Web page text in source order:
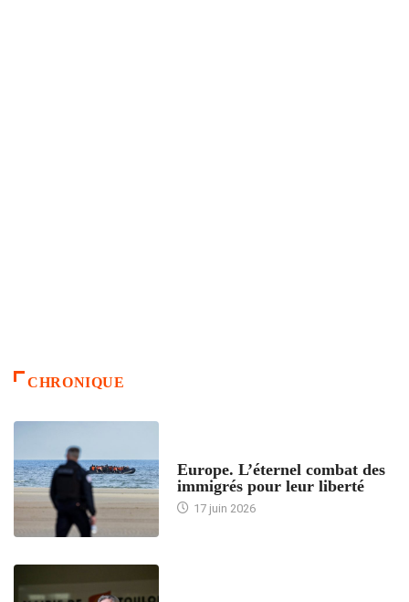
CHRONIQUE
Europe. L’éternel combat des
immigrés pour leur liberté
17 juin 2026